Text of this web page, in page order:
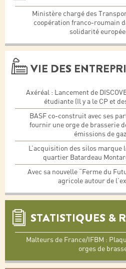
Ministère chargé des
coopération franco-roumain
solidarité
VIE DES
Axéréal : Lancement de
étudiante (Il y a le CP et
BASF co-construit avec ses
fournir une orge de brasserie
émissions de
L’acquisition des silos marque
quartier Batardeau
Avec sa nouvelle “Ferme du
agricole autour de
STATISTIQUES &
Malteurs de France/IFBM :
orges de